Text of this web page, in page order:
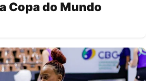
Copa do Mundo